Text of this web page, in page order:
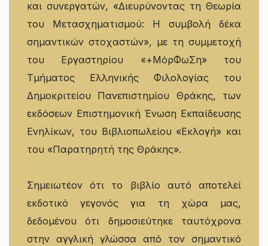
και συνεργατών, «Διευρύνοντας τη Θεωρία
του Μετασχηματισμού: Η συμβολή δέκα
σημαντικών στοχαστών», με τη συμμετοχή
του Εργαστηρίου «+ΜόρΦωΣη» του
Τμήματος Ελληνικής Φιλολογίας του
Δημοκριτείου Πανεπιστημίου Θράκης, των
εκδόσεων Επιστημονική Ένωση Εκπαίδευσης
Ενηλίκων, του Βιβλιοπωλείου «Εκλογή» και
του «Παρατηρητή της Θράκης».
Σημειωτέον ότι το βιβλίο αυτό αποτελεί
εκδοτικό γεγονός για τη χώρα μας,
δεδομένου ότι δημοσιεύτηκε ταυτόχρονα
στην αγγλική γλώσσα από τον σημαντικό